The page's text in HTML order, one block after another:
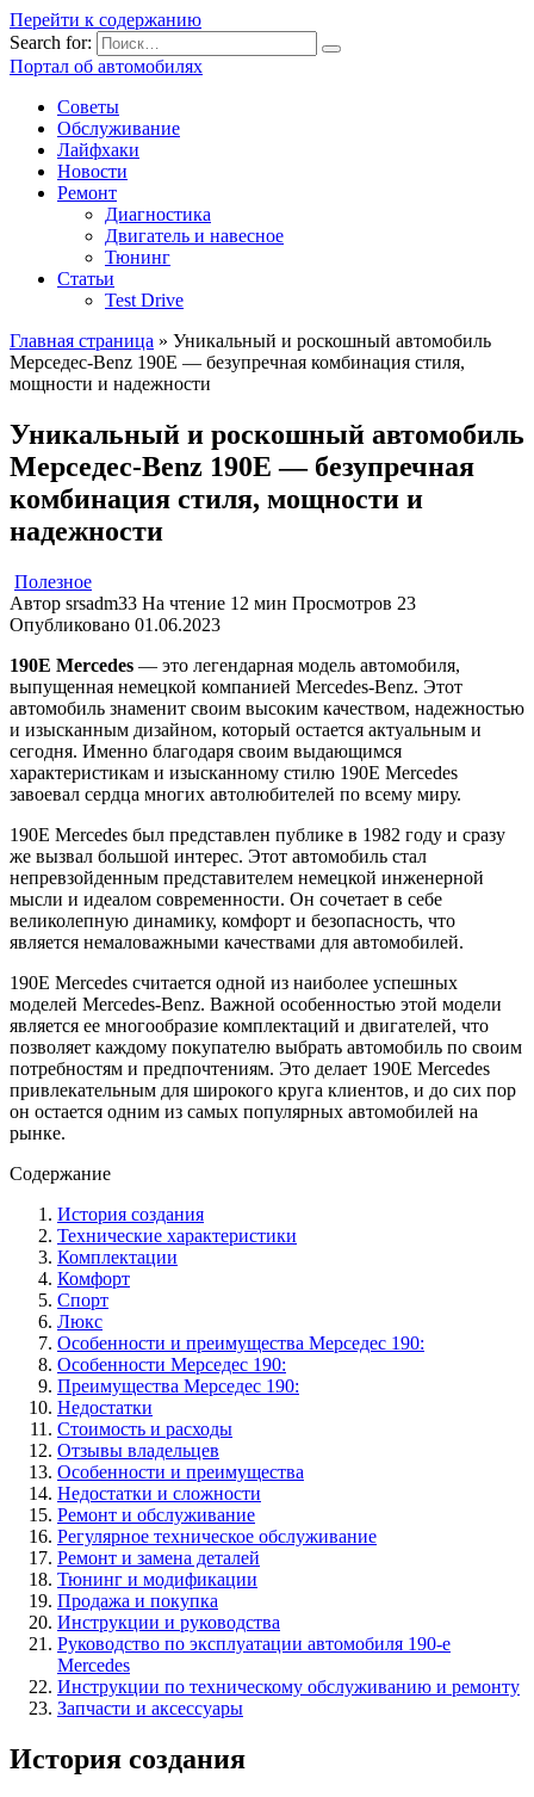
Перейти к содержанию
Search for:
Портал об автомобилях
Советы
Обслуживание
Лайфхаки
Новости
Ремонт
Диагностика
Двигатель и навесное
Тюнинг
Статьи
Test Drive
Главная страница » Уникальный и роскошный автомобиль
Мерседес-Benz 190E — безупречная комбинация стиля,
мощности и надежности
Уникальный и роскошный автомобиль
Мерседес-Benz 190E — безупречная
комбинация стиля, мощности и
надежности
Полезное
Автор srsadm33 На чтение 12 мин Просмотров 23
Опубликовано 01.06.2023
190Е Mercedes — это легендарная модель автомобиля,
выпущенная немецкой компанией Mercedes-Benz. Этот
автомобиль знаменит своим высоким качеством, надежностью
и изысканным дизайном, который остается актуальным и
сегодня. Именно благодаря своим выдающимся
характеристикам и изысканному стилю 190Е Mercedes
завоевал сердца многих автолюбителей по всему миру.
190Е Mercedes был представлен публике в 1982 году и сразу
же вызвал большой интерес. Этот автомобиль стал
непревзойденным представителем немецкой инженерной
мысли и идеалом современности. Он сочетает в себе
великолепную динамику, комфорт и безопасность, что
является немаловажными качествами для автомобилей.
190Е Mercedes считается одной из наиболее успешных
моделей Mercedes-Benz. Важной особенностью этой модели
является ее многообразие комплектаций и двигателей, что
позволяет каждому покупателю выбрать автомобиль по своим
потребностям и предпочтениям. Это делает 190Е Mercedes
привлекательным для широкого круга клиентов, и до сих пор
он остается одним из самых популярных автомобилей на
рынке.
Содержание
История создания
Технические характеристики
Комплектации
Комфорт
Спорт
Люкс
Особенности и преимущества Мерседес 190:
Особенности Мерседес 190:
Преимущества Мерседес 190:
Недостатки
Стоимость и расходы
Отзывы владельцев
Особенности и преимущества
Недостатки и сложности
Ремонт и обслуживание
Регулярное техническое обслуживание
Ремонт и замена деталей
Тюнинг и модификации
Продажа и покупка
Инструкции и руководства
Руководство по эксплуатации автомобиля 190-e
Mercedes
Инструкции по техническому обслуживанию и ремонту
Запчасти и аксессуары
История создания